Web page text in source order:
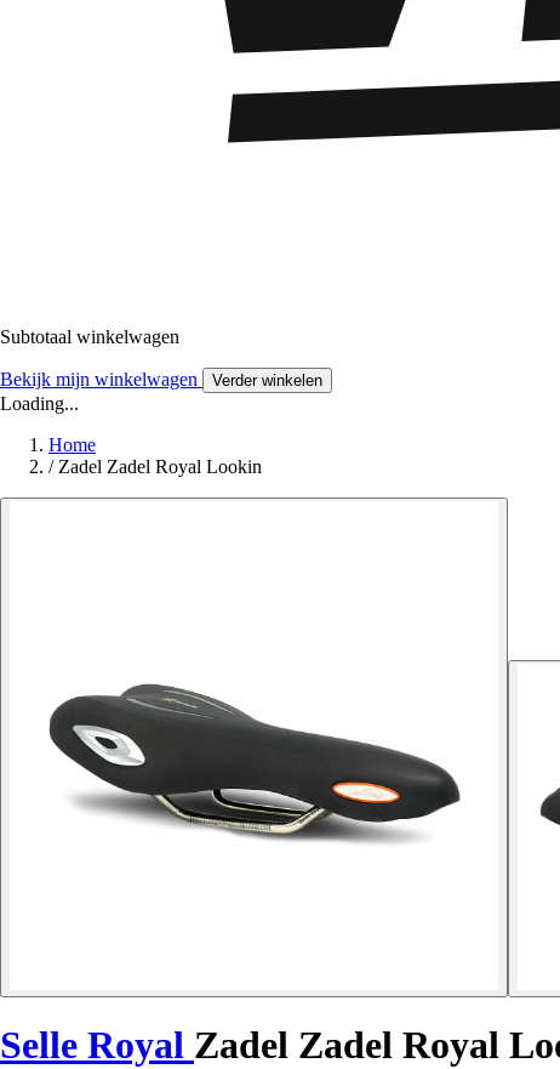
Subtotaal winkelwagen
Bekijk mijn winkelwagen Verder winkelen
Loading...
Home
/ Zadel Zadel Royal Lookin
Selle Royal Zadel Zadel Royal